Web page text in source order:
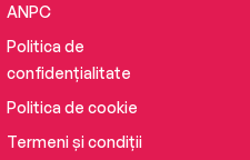
ANPC
Politica de
confidențialitate
Politica de cookie
Termeni și condiții